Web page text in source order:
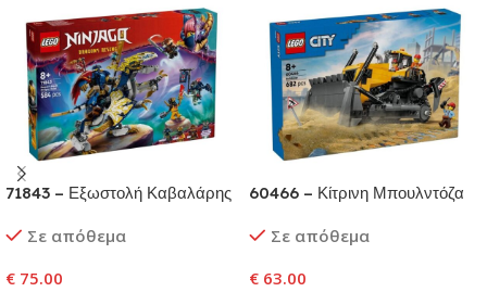
71843 – Εξωστολή Καβαλάρης
Σε απόθεμα
€ 75.00
60466 – Κίτρινη Μπουλντόζα
Σε απόθεμα
€ 63.00